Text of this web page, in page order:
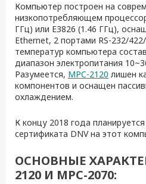
Компьютер построен на
низкопотребляющем
ГГц) или E3826 (1.46 ГГц),
Ethernet, 2 портами RS-232/
температур компьютера
диапазон электропитания
Разумеется, MPC-2120 лишен
компонентов и оснащен
охлаждением.
К концу 2018 года
сертификата DNV на этот
ОСНОВНЫЕ
2120 И MPC-2070: